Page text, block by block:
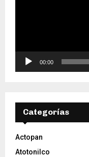
t
r
v
e
o
00:00
Categorías
Actopan
Atotonilco